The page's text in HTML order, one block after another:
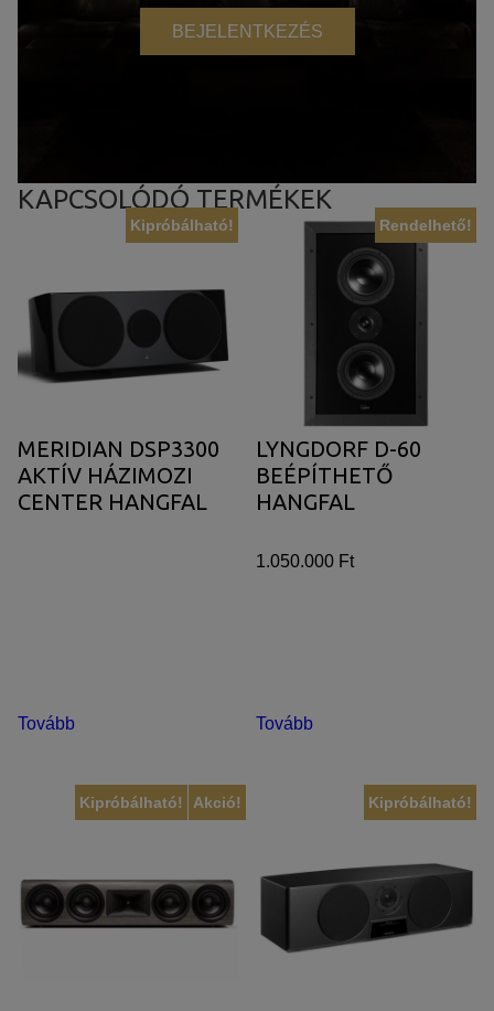
BEJELENTKEZÉS
KAPCSOLÓDÓ TERMÉKEK
Kipróbálható!
MERIDIAN DSP3300
AKTÍV HÁZIMOZI
CENTER HANGFAL
Tovább
Rendelhető!
LYNGDORF D-60
BEÉPÍTHETŐ
HANGFAL
1.050.000 Ft
Tovább
Akció!
Kipróbálható! Kipróbálható!